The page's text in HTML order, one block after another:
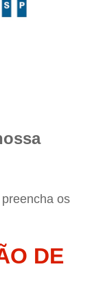
os
DE